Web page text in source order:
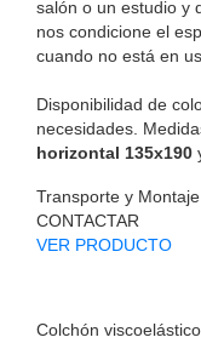
salón o un estudio y
nos condicione el
cuando no está en
Disponibilidad de
necesidades.
horizontal 135x190
Transporte y
CONTACTAR
VER PRODUCTO
Colchón